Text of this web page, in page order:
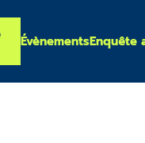
ÉvènementsEnquête